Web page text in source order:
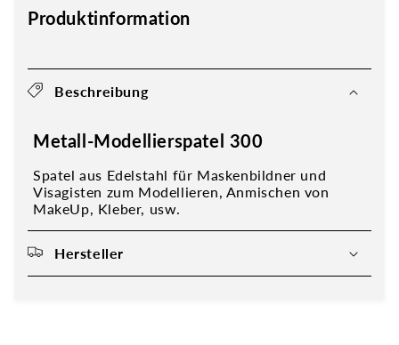
Produktinformation
Beschreibung
Metall-Modellierspatel 300
Spatel aus Edelstahl für Maskenbildner und
Visagisten zum Modellieren, Anmischen von
MakeUp, Kleber, usw.
Hersteller